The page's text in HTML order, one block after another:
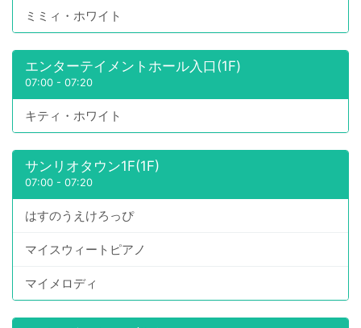
ミミィ・ホワイト
エンターテイメントホール入口(1F)
07:00 - 07:20
キティ・ホワイト
サンリオタウン1F(1F)
07:00 - 07:20
はすのうえけろっぴ
マイスウィートピアノ
マイメロディ